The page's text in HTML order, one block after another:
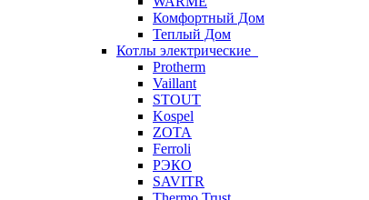
Комфортный Дом
Теплый Дом
Котлы электрические
Protherm
Vaillant
STOUT
Kospel
ZOTA
Ferroli
РЭКО
SAVITR